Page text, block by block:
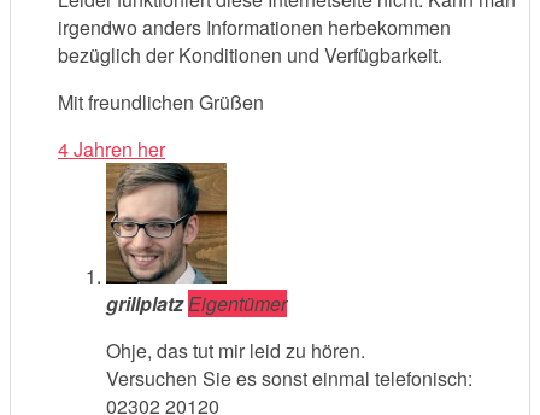
irgendwo anders Informationen herbekommen
bezüglich der Konditionen und Verfügbarkeit.
Mit freundlichen Grüßen
4 Jahren her
grillplatzEigentümer
Ohje, das tut mir leid zu hören.
Versuchen Sie es sonst einmal telefonisch:
02302 20120